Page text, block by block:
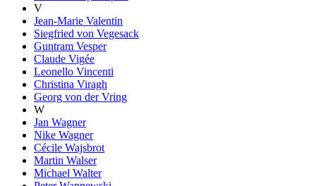
V
Jean-Marie Valentin
Siegfried von Vegesack
Guntram Vesper
Claude Vigée
Leonello Vincenti
Christina Viragh
Georg von der Vring
W
Jan Wagner
Nike Wagner
Cécile Wajsbrot
Martin Walser
Michael Walter